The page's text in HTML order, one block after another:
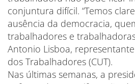
conjuntura difícil. “Temos
ausência da democracia,
trabalhadores e
Antonio Lisboa,
dos Trabalhadores (CUT).
Nas últimas semanas, a